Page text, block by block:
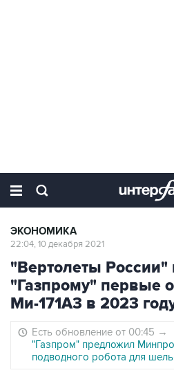
ЭКОНОМИКА
22:04, 10 декабря 2021
"Вертолеты России"
"Газпрому" первые
Ми-171А3 в 2023
Есть обновление от 00:45 →
"Газпром" предложил
подводного робота для